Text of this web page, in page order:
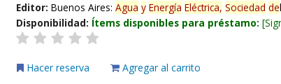
Editor:Buenos Aires:Agua y Energía Eléctrica, Sociedad de
Disponibilidad: Ítems disponibles para préstamo:
Hacer reserva Agregar al carrito